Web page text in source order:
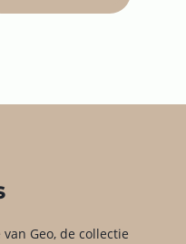
Geo, de collectie